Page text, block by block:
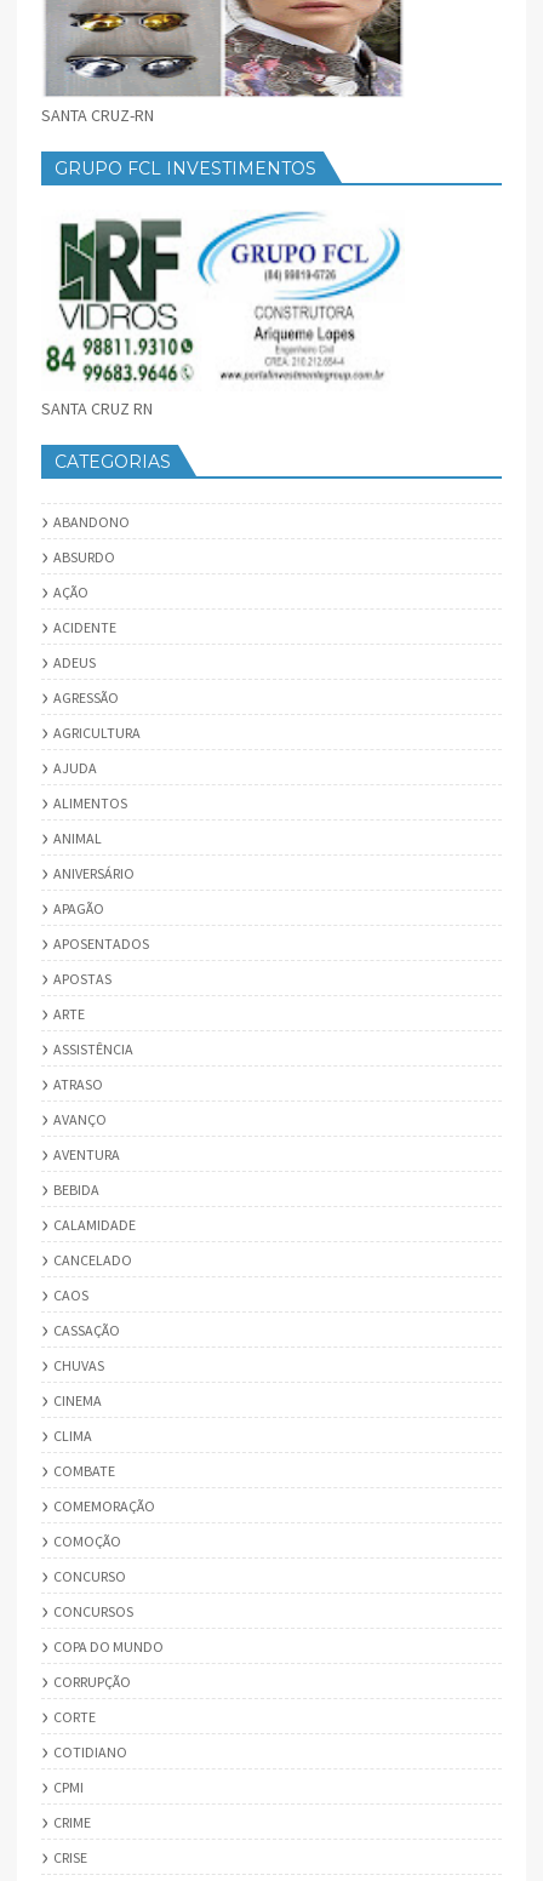
SANTA CRUZ-RN
GRUPO FCL INVESTIMENTOS
SANTA CRUZ RN
CATEGORIAS
ABANDONO
ABSURDO
AÇÃO
ACIDENTE
ADEUS
AGRESSÃO
AGRICULTURA
AJUDA
ALIMENTOS
ANIMAL
ANIVERSÁRIO
APAGÃO
APOSENTADOS
APOSTAS
ARTE
ASSISTÊNCIA
ATRASO
AVANÇO
AVENTURA
BEBIDA
CALAMIDADE
CANCELADO
CAOS
CASSAÇÃO
CHUVAS
CINEMA
CLIMA
COMBATE
COMEMORAÇÃO
COMOÇÃO
CONCURSO
CONCURSOS
COPA DO MUNDO
CORRUPÇÃO
CORTE
COTIDIANO
CPMI
CRIME
CRISE